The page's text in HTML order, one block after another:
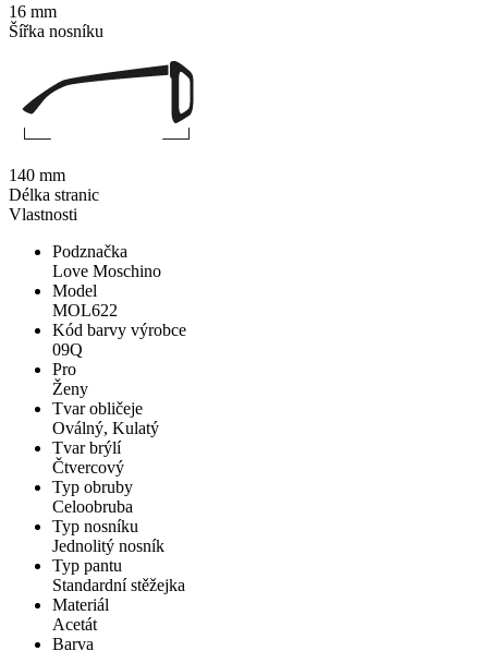
Vlastnosti
Podznačka
Love Moschino
Model
MOL622
Kód barvy výrobce
09Q
Pro
Ženy
Tvar obličeje
Oválný, Kulatý
Tvar brýlí
Čtvercový
Typ obruby
Celoobruba
Typ nosníku
Jednolitý nosník
Typ pantu
Standardní stěžejka
Materiál
Acetát
Barva
16 mm
Šířka nosníku
140 mm
Délka stranic